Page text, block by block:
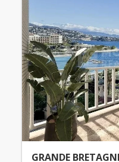
GRANDE